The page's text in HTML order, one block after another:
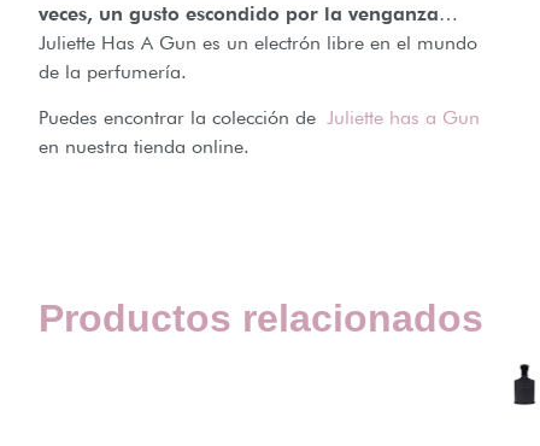
veces, un gusto escondido por la venganza…
Juliette Has A Gun es un electrón libre en el mundo
de la perfumería.
Puedes encontrar la colección de Juliette has a Gun
en nuestra tienda online.
Productos relacionados